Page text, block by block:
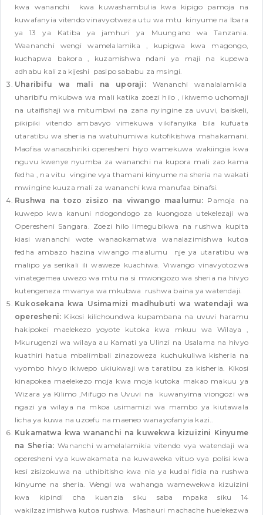
kwa wananchi kwa kuwashambulia kwa kipigo pamoja na
kuwafanyia vitendo vinavyotweza utu wa mtu kinyume na Ibara
ya 13 ya Katiba ya jamhuri ya Muungano wa Tanzania.
Waananchi wengi wamelalamika , kupigwa kwa magongo,
kuchapwa bakora , kuzamishwa ndani ya maji na kupewa
adhabu kali za kijeshi pasipo sababu za msingi.
Uharibifu wa mali na uporaji:Wananchi wanalalamikia
uharibifu mkubwa wa mali katika zoezi hilo , ikiwemo uchomaji
na utaifishaji wa mitumbwi na zana nyingine za uvuvi, baiskeli,
pikipiki vitendo ambavyo vimekuwa vikifanyika bila kufuata
utaratibu wa sheria na watuhumiwa kutofikishwa mahakamani.
Maofisa wanaoshiriki operesheni hiyo wamekuwa wakiingia kwa
nguvu kwenye nyumba za wananchi na kupora mali zao kama
fedha , na vitu vingine vya thamani kinyume na sheria na wakati
mwingine kuuza mali za wananchi kwa manufaa binafsi.
Rushwa na tozo zisizo na viwango maalumu: Pamoja na
kuwepo kwa kanuni ndogondogo za kuongoza utekelezaji wa
Operesheni Sangara. Zoezi hilo limegubikwa na rushwa kupita
kiasi wananchi wote wanaokamatwa wanalazimishwa kutoa
fedha ambazo hazina viwango maalumu nje ya utaratibu wa
malipo ya serikali ili waweze kuachiwa. Viwango vinavyotozwa
vinategemea uwezo wa mtu na si mwongozo wa sheria na hivyo
kutengeneza mwanya wa mkubwa rushwa baina ya watendaji.
Kukosekana kwa Usimamizi madhubuti wa watendaji wa
operesheni: Kikosi kilichoundwa kupambana na uvuvi haramu
hakipokei maelekezo yoyote kutoka kwa mkuu wa Wilaya ,
Mkurugenzi wa wilaya au Kamati ya Ulinzi na Usalama na hivyo
kuathiri hatua mbalimbali zinazoweza kuchukuliwa kisheria na
vyombo hivyo ikiwepo ukiukwaji wa taratibu za kisheria. Kikosi
kinapokea maelekezo moja kwa moja kutoka makao makuu ya
Wizara ya Kilimo ,Mifugo na Uvuvi na kuwanyima viongozi wa
ngazi ya wilaya na mkoa usimamizi wa mambo ya kiutawala
licha ya kuwa na uzoefu na maeneo wanayofanyia kazi..
Kukamatwa kwa wananchi na kuwekwa kizuizini Kinyume
na Sheria: Wananchi wamelalamikia vitendo vya watendaji wa
operesheni vya kuwakamata na kuwaweka vituo vya polisi kwa
kesi zisizokuwa na uthibitisho kwa nia ya kudai fidia na rushwa
kinyume na sheria. Wengi wa wahanga wamewekwa kizuizini
kwa kipindi cha kuanzia siku saba mpaka siku 14
wakilzazimishwa kutoa rushwa. Mashauri machache huelekezwa